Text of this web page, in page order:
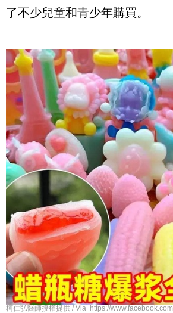
了不少兒童和青少年購買。
柯仁弘醫師授權提供 / Via https://www.facebook.com